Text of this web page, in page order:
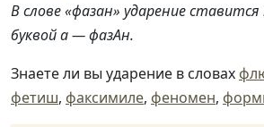
В слове «фазан» ударение ставится
буквой а — фазАн.
Знаете ли вы ударение в словах
фетиш, факсимиле, феномен,